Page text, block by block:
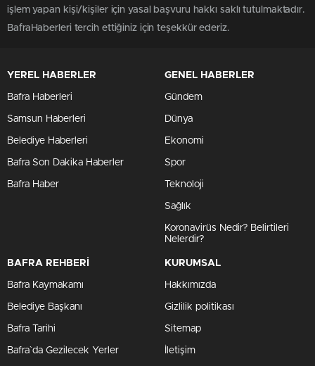
işlem yapan kişi/kişiler için yasal başvuru hakkı saklı tutulmaktadır.
BafraHaberleri tercih ettiğiniz için teşekkür ederiz.
YEREL HABERLER
Bafra Haberleri
Samsun Haberleri
Belediye Haberleri
Bafra Son Dakika Haberler
Bafra Haber
GENEL HABERLER
Gündem
Dünya
Ekonomi
Spor
Teknoloji
Sağlık
Koronavirüs Nedir? Belirtileri
Nelerdir?
BAFRA REHBERİ
Bafra Kaymakamı
Belediye Başkanı
Bafra Tarihi
Bafra`da Gezilecek Yerler
KURUMSAL
Hakkımızda
Gizlilik politikası
Sitemap
İletişim